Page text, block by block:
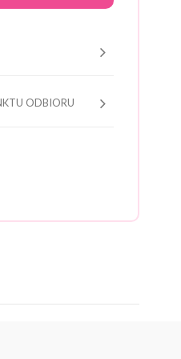
ODBIORU